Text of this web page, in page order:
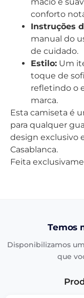
conforto
Instruções
manual do
de cuidado.
Estilo: Um
toque de
refletindo o
marca.
Esta camiseta é
para qualquer
design exclusivo
Casablanca.
Feita
Temos
Disponibilizamos
que